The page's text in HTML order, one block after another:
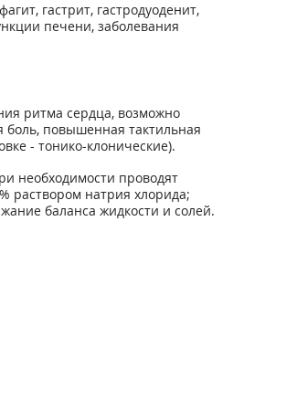
гастрит, гастродуоденит,
печени, заболевания
ритма сердца, возможно
боль, повышенная тактильная
- тонико-клонические).
необходимости проводят
раствором натрия хлорида;
баланса жидкости и солей.